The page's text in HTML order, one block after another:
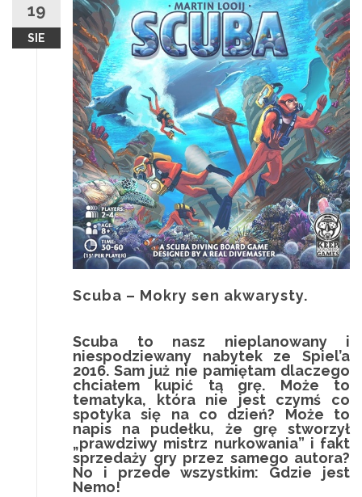
19
SIE
Scuba – Mokry sen akwarysty.
Scuba to nasz nieplanowany i
niespodziewany nabytek ze Spiel’a
2016. Sam już nie pamiętam dlaczego
chciałem kupić tą grę. Może to
tematyka, która nie jest czymś co
spotyka się na co dzień? Może to
napis na pudełku, że grę stworzył
„prawdziwy mistrz nurkowania” i fakt
sprzedaży gry przez samego autora?
No i przede wszystkim: Gdzie jest
Nemo!